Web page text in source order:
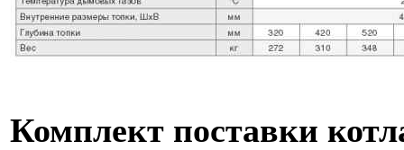
Комплект поставки